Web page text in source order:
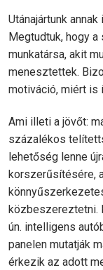
Utánajártunk
Megtudtuk, hogy
munkatársa, akit
menesztettek.
motiváció, miért is
Ami illeti a jövőt:
százalékos
lehetőség lenne
korszerűsítésére,
közbeszereztetni.
ún. intelligens
panelen mutatják
érkezik az adott